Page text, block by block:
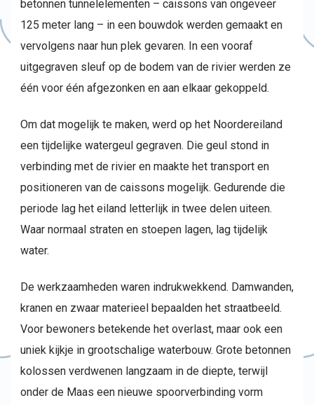
betonnen tunnelelementen – caissons van ongeveer
125 meter lang – in een bouwdok werden gemaakt en
vervolgens naar hun plek gevaren. In een vooraf
uitgegraven sleuf op de bodem van de rivier werden ze
één voor één afgezonken en aan elkaar gekoppeld.
Om dat mogelijk te maken, werd op het Noordereiland
een tijdelijke watergeul gegraven. Die geul stond in
verbinding met de rivier en maakte het transport en
positioneren van de caissons mogelijk. Gedurende die
periode lag het eiland letterlijk in twee delen uiteen.
Waar normaal straten en stoepen lagen, lag tijdelijk
water.
De werkzaamheden waren indrukwekkend. Damwanden,
kranen en zwaar materieel bepaalden het straatbeeld.
Voor bewoners betekende het overlast, maar ook een
uniek kijkje in grootschalige waterbouw. Grote betonnen
kolossen verdwenen langzaam in de diepte, terwijl
onder de Maas een nieuwe spoorverbinding vorm